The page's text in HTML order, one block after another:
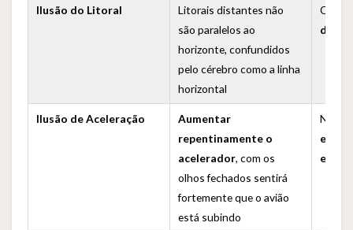
Ilusão do Litoral
Litorais distantes não
são paralelos ao
horizonte, confundidos
pelo cérebro como a linha
horizontal
O
de
Ilusão de Aceleração
Aumentar
repentinamente o
acelerador, com os
olhos fechados sentirá
fortemente que o avião
está subindo
Na
está
em